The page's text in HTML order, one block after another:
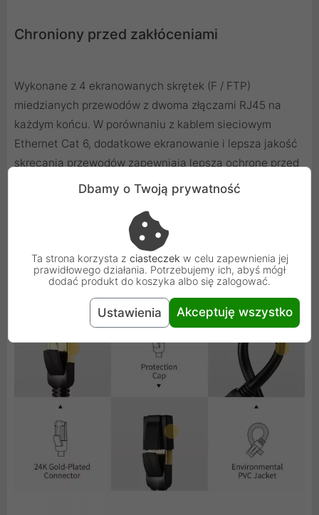
Chroniony przed zakłóceniami
Wykonane z 4 ekranowanych skrętek (F / FTP)
miedzianych przewodów z dwoma złączami RJ45 na
każdym końcu. W porównaniu z kablem sieciowym
Ethernet Cat 6, dodatkowe ekranowanie i lepsza jakość
skręcania przewodów zapewniają lepszą ochronę przed
przesłuchami, szumami i zakłóceniami, które mogą
Dbamy o Twoją prywatność
Ta strona korzysta z ciasteczek w celu zapewnienia jej
prawidłowego działania. Potrzebujemy ich, abyś mógł
dodać produkt do koszyka albo się zalogować.
Ustawienia Akceptuję wszystko